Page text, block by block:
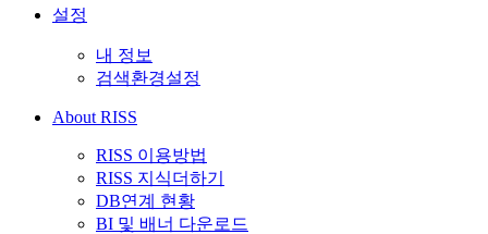
설정
내 정보
검색환경설정
About RISS
RISS 이용방법
RISS 지식더하기
DB연계 현황
BI 및 배너 다운로드